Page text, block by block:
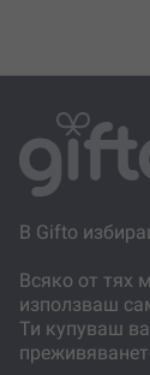
В Gifto
Всяко от тях
използваш
Ти купуваш